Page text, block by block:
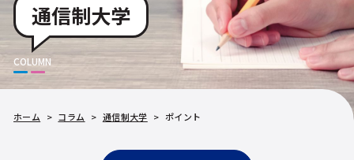
通信制大学
COLUMN
ホーム > コラム > 通信制大学 > ポイント